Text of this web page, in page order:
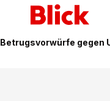
Betrugsvorwürfe gegen